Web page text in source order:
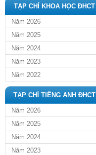
TẠP CHÍ KHOA HỌC ĐHCT
Năm 2026
Năm 2025
Năm 2024
Năm 2023
Năm 2022
TẠP CHÍ TIẾNG ANH ĐHCT
Năm 2026
Năm 2025
Năm 2024
Năm 2023